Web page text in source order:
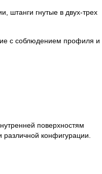
штанги гнутые в двух-трех
с соблюдением профиля и
поверхностям
конфигурации.